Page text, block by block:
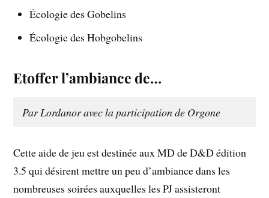
Écologie des Gobelins
Écologie des Hobgobelins
Etoffer l’ambiance de…
Par Lordanor avec la participation de Orgone
Cette aide de jeu est destinée aux MD de D&D édition
3.5 qui désirent mettre un peu d’ambiance dans les
nombreuses soirées auxquelles les PJ assisteront